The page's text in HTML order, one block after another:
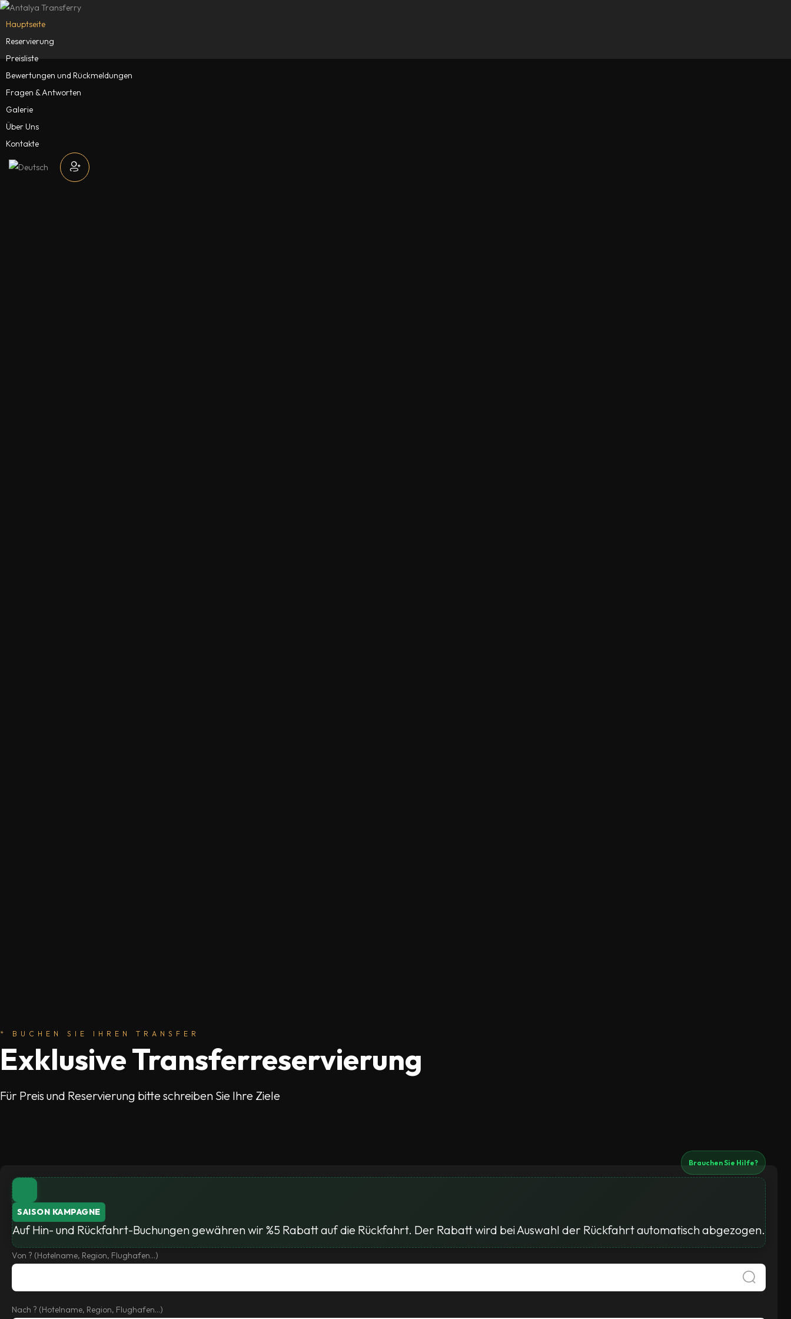
Hauptseite
Reservierung
Preisliste
Bewertungen und Rückmeldungen
Fragen & Antworten
Galerie
Über Uns
Kontakte
* BUCHEN SIE IHREN TRANSFER
Exklusive Transferreservierung
Für Preis und Reservierung bitte schreiben Sie Ihre Ziele
Brauchen Sie Hilfe?
SAISON KAMPAGNE
Auf Hin- und Rückfahrt-Buchungen gewähren wir %5 Rabatt auf die Rückfahrt. Der Rabatt wird bei Auswahl der Rückfahrt automatisch abgezogen.
Von ? (Hotelname, Region, Flughafen...)
Nach ? (Hotelname, Region, Flughafen...)